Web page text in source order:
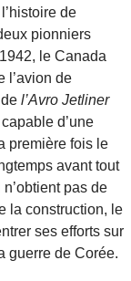
de
pionniers
le Canada
l’avion de
l’Avro Jetliner
d’une
première fois le
avant tout
pas de
la construction, le
ses efforts sur
guerre de Corée.